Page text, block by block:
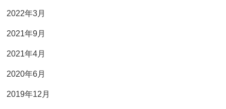
2022年3月
2021年9月
2021年4月
2020年6月
2019年12月